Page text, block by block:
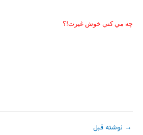
چه مي کني خوش غيرت!؟
→ نوشته قبل